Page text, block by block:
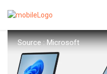
Source : Microsoft